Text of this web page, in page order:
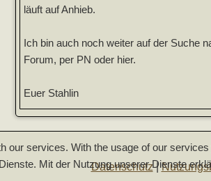
läuft auf Anhieb.
Ich bin auch noch weiter auf der Suche
Forum, per PN oder hier.
Euer Stahlin
Datenschutz|
our services. With the usage of our
Mit der Nutzung unserer Dienste